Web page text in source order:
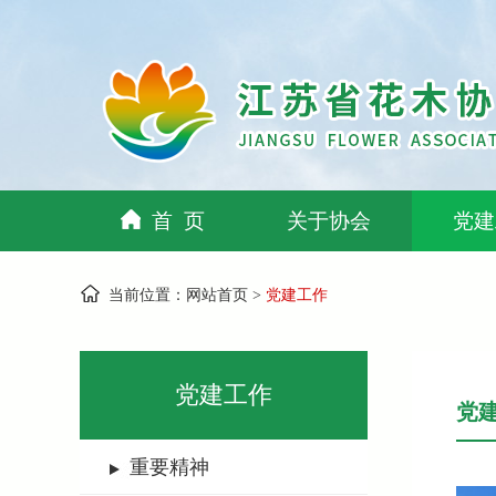
首 页 关于协会 党
当前位置： 网站首页 > 党建工作
党建工作
重要精神
党